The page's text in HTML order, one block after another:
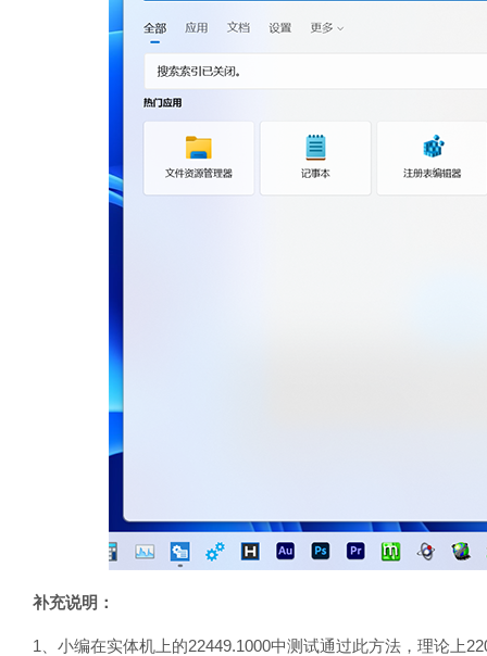
补充说明：
1、小编在实体机上的22449.1000中测试通过此方法，理论上